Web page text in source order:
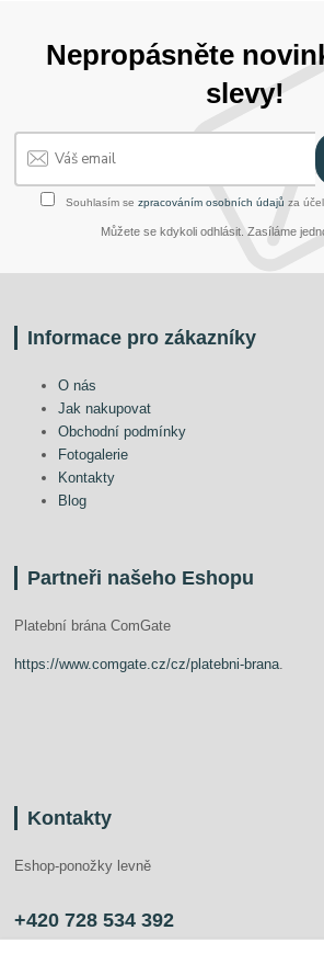
Nepropásněte
slevy!
Souhlasím se zpracováním osobních údajů za
Můžete se kdykoli odhlásit. Zasíláme
Informace pro zákazníky
O nás
Jak nakupovat
Obchodní podmínky
Fotogalerie
Kontakty
Blog
Partneři našeho Eshopu
Platební brána ComGate
https://www.comgate.cz/cz/platebni-brana.
Kontakty
Eshop-ponožky levně
+420 728 534 392